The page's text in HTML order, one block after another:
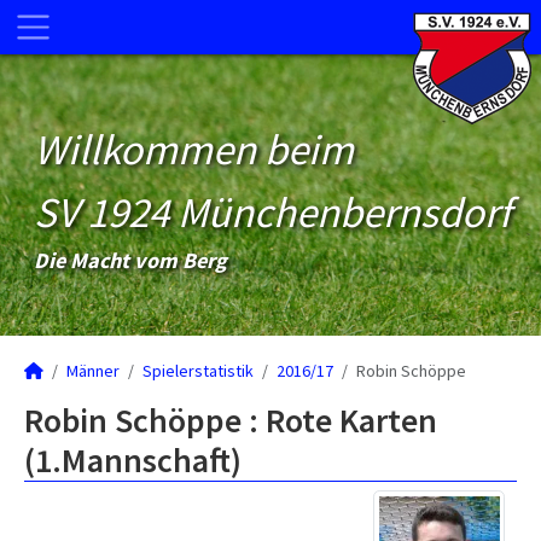
Willkommen beim
SV 1924 Münchenbernsdorf
Die Macht vom Berg
Männer Spielerstatistik 2016/17 Robin Schöppe
Robin Schöppe : Rote Karten
(1.Mannschaft)